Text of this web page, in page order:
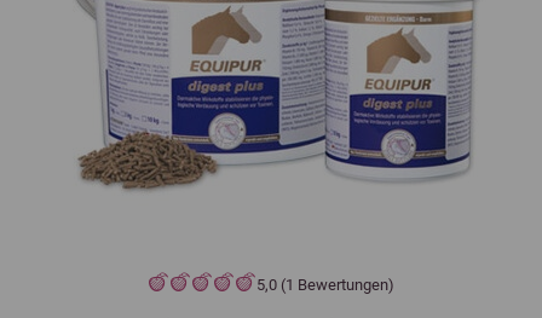
5,0 (1 Bewertungen)